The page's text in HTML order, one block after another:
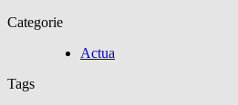
Categorie
Actua
Tags